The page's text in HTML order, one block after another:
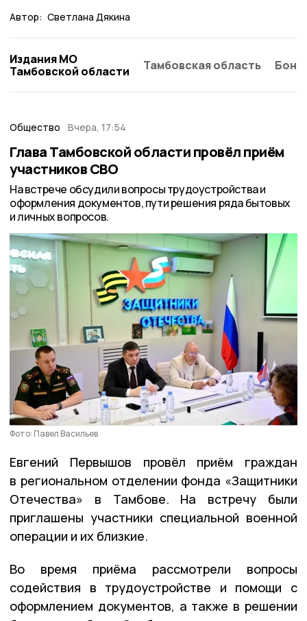
Автор: Светлана Дякина
Издания МО
Тамбовской области
Тамбовская область
Общество Вчера, 17:54
Глава Тамбовской области провёл приём
участников СВО
На встрече обсудили вопросы трудоустройства и
оформления документов, пути решения ряда бытовых
и личных вопросов.
Фото: Павел Васильев
Евгений Первышов провёл приём граждан
в региональном отделении фонда «Защитники
Отечества» в Тамбове. На встречу были
приглашены участники специальной военной
операции и их близкие.
Во время приёма рассмотрели вопросы
содействия в трудоустройстве и помощи с
оформлением документов, а также в решении